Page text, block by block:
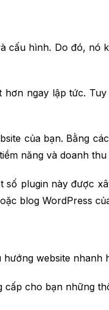
cấu hình. Do đó, nó
ngay lập tức.
của bạn. Bằng
năng và doanh thu
số plugin này được
blog WordPress
website nhanh
cho bạn những